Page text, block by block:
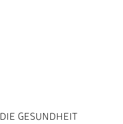
GESUNDHEIT